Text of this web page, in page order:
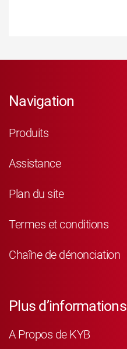
Navigation
Produits
Assistance
Plan du site
Termes et conditions
Chaîne de dénonciation
Plus d’informations
A Propos de KYB